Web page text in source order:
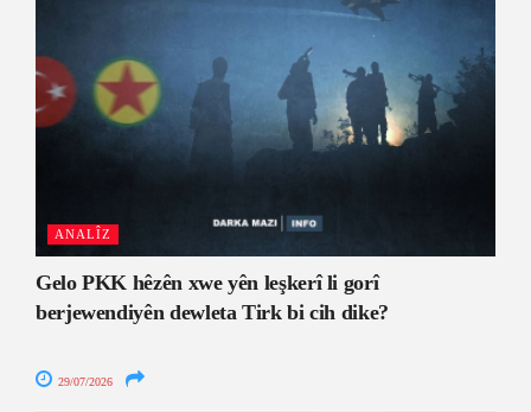
ANALÎZ
Gelo PKK hêzên xwe yên leşkerî li gorî
berjewendiyên dewleta Tirk bi cih dike?
29/07/2026